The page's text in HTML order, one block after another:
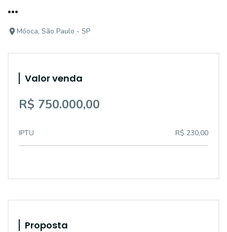
...
Móoca, São Paulo - SP
Valor venda
R$ 750.000,00
IPTU R$ 230,00
Proposta